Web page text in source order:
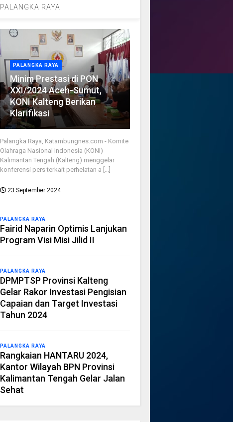
PALANGKA RAYA
PALANGKA RAYA
Minim Prestasi di PON
XXI/2024 Aceh-Sumut,
KONI Kalteng Berikan
Klarifikasi
Palangka Raya, Katambungnes.com - Komite
Olahraga Nasional Indonesia (KONI)
Kalimantan Tengah (Kalteng) menggelar
konferensi pers terkait perhelatan a [...]
23 September 2024
PALANGKA RAYA
Fairid Naparin Optimis Lanjukan
Program Visi Misi Jilid II
PALANGKA RAYA
DPMPTSP Provinsi Kalteng
Gelar Rakor Investasi Pengisian
Capaian dan Target Investasi
Tahun 2024
PALANGKA RAYA
Rangkaian HANTARU 2024,
Kantor Wilayah BPN Provinsi
Kalimantan Tengah Gelar Jalan
Sehat